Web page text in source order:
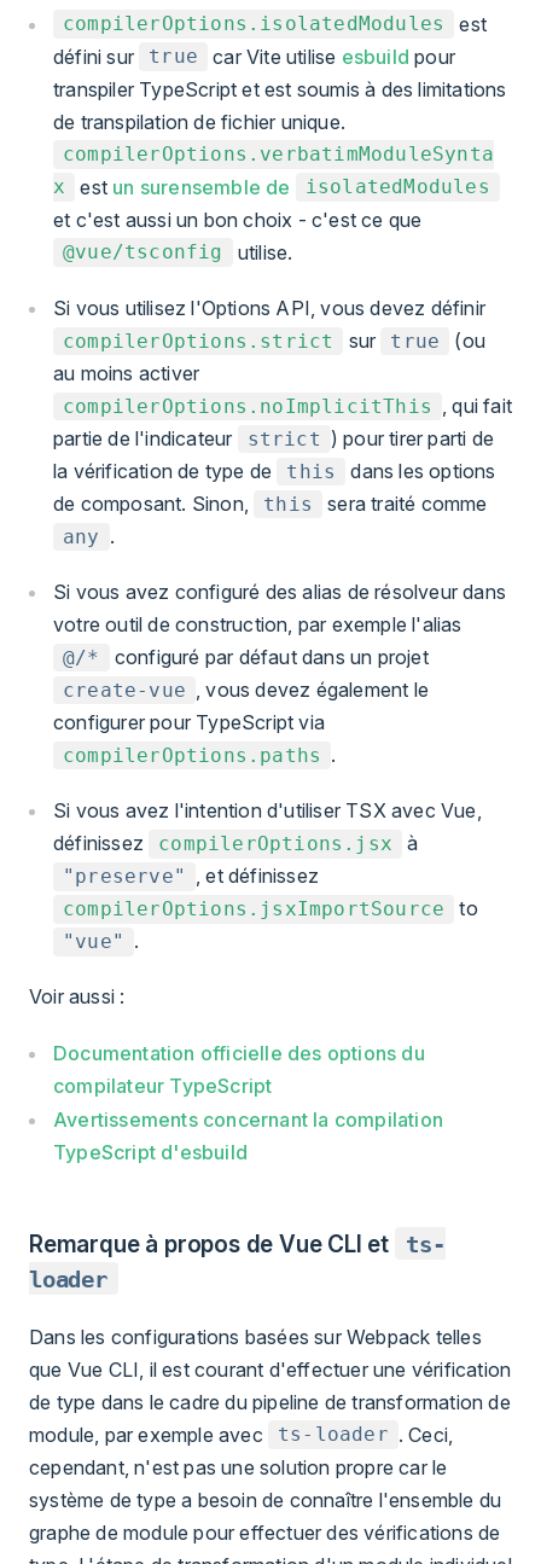
compilerOptions.isolatedModules
est
défini sur
true car Vite utilise esbuild pour
transpiler TypeScript et est soumis à des limitations
de transpilation de fichier unique.
compilerOptions.verbatimModuleSynta
x
est un surensemble de isolatedModules
et c'est aussi un bon choix - c'est ce que
@vue/tsconfig utilise.
Si vous utilisez l'Options API, vous devez définir
compilerOptions.strict sur true
(ou
au moins activer
compilerOptions.noImplicitThis
, qui fait
partie de l'indicateur
strict ) pour tirer parti de
la vérification de type de
this
dans les options
de composant. Sinon,
this sera traité comme
any .
Si vous avez configuré des alias de résolveur dans
votre outil de construction, par exemple l'alias
@/* configuré par défaut dans un projet
create-vue , vous devez également le
configurer pour TypeScript via
compilerOptions.paths .
Si vous avez l'intention d'utiliser TSX avec Vue,
définissez
compilerOptions.jsx à
"preserve" , et définissez
compilerOptions.jsxImportSource to
"vue" .
Voir aussi :
Documentation officielle des options du
compilateur TypeScript
Avertissements concernant la compilation
TypeScript d'esbuild
Remarque à propos de Vue CLI et
ts-
loader
Dans les configurations basées sur Webpack telles
que Vue CLI, il est courant d'effectuer une vérification
de type dans le cadre du pipeline de transformation de
module, par exemple avec
ts-loader . Ceci,
cependant, n'est pas une solution propre car le
système de type a besoin de connaître l'ensemble du
graphe de module pour effectuer des vérifications de